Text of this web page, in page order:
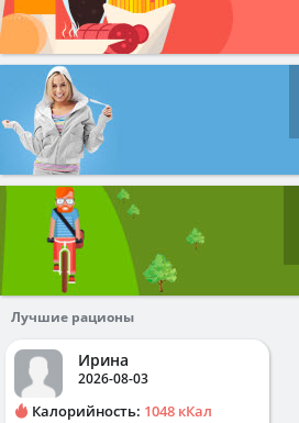
Лучшие рационы
Ирина
2026-08-03
Калорийность: 1048 кКал